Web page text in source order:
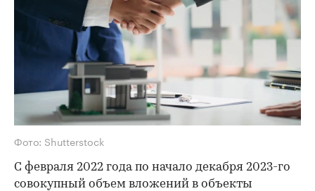
Фото: Shutterstock
С февраля 2022 года по начало декабря 2023-го
совокупный объем вложений в объекты